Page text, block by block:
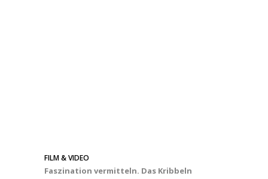
FILM & VIDEO
Faszination vermitteln. Das Kribbeln